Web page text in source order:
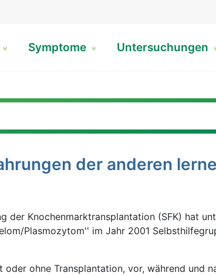
Symptome Untersuchungen
der anderen
der Knochenmarktransplantation (SFK) hat
Plasmozytom'' im Jahr 2001
ohne Transplantation, vor, während und